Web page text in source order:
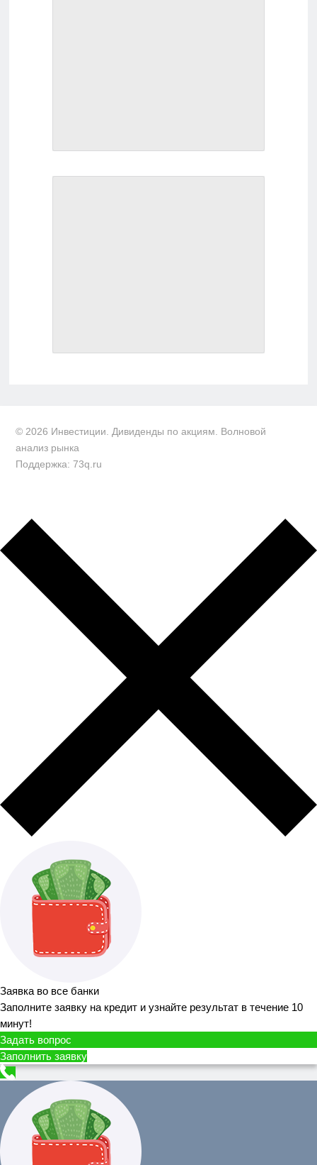
© 2026 Инвестиции. Дивиденды по акциям. Волновой
анализ рынка
Поддержка: 73q.ru
Заявка во все банки
Заполните заявку на кредит и узнайте результат в течение 10
минут!
Задать вопрос
Заполнить заявку